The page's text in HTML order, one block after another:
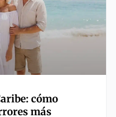
cómo
más